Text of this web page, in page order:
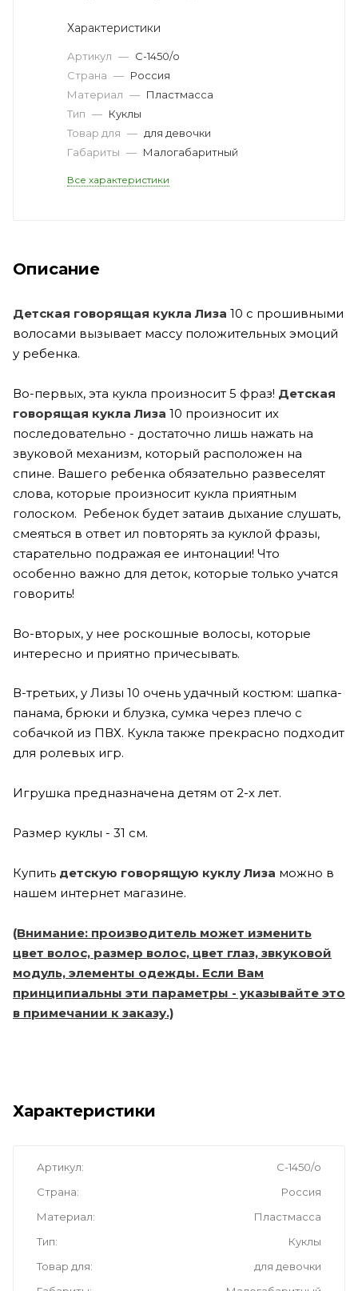
Характеристики
Артикул — С-1450/о
Страна — Россия
Материал — Пластмасса
Тип — Куклы
Товар для — для девочки
Габариты — Малогабаритный
Все характеристики
Описание
Детская говорящая кукла Лиза 10 с прошивными
волосами вызывает массу положительных эмоций
у ребенка.
Во-первых, эта кукла произносит 5 фраз! Детская
говорящая кукла Лиза 10 произносит их
последовательно - достаточно лишь нажать на
звуковой механизм, который расположен на
спине. Вашего ребенка обязательно развеселят
слова, которые произносит кукла приятным
голоском. Ребенок будет затаив дыхание слушать,
смеяться в ответ ил повторять за куклой фразы,
старательно подражая ее интонации! Что
особенно важно для деток, которые только учатся
говорить!
Во-вторых, у нее роскошные волосы, которые
интересно и приятно причесывать.
В-третьих, у Лизы 10 очень удачный костюм: шапка-
панама, брюки и блузка, сумка через плечо с
собачкой из ПВХ. Кукла также прекрасно подходит
для ролевых игр.
Игрушка предназначена детям от 2-х лет.
Размер куклы - 31 см.
Купить детскую говорящую куклу Лиза можно в
нашем интернет магазине.
(Внимание: производитель может изменить
цвет волос, размер волос, цвет глаз, звкуковой
модуль, элементы одежды. Если Вам
принципиальны эти параметры - указывайте это
в примечании к заказу.)
Характеристики
Артикул
С-1450/о
Страна
Россия
Материал
Пластмасса
Тип
Куклы
Товар для
для девочки